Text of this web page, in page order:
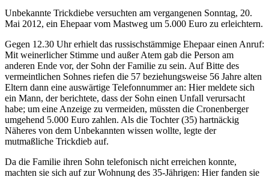
Unbekannte Trickdiebe versuchten am vergangenen Sonntag, 20.
Mai 2012, ein Ehepaar vom Mastweg um 5.000 Euro zu erleichtern.
Gegen 12.30 Uhr erhielt das russischstämmige Ehepaar einen Anruf:
Mit weinerlicher Stimme und außer Atem gab die Person am
anderen Ende vor, der Sohn der Familie zu sein. Auf Bitte des
vermeintlichen Sohnes riefen die 57 beziehungsweise 56 Jahre alten
Eltern dann eine auswärtige Telefonnummer an: Hier meldete sich
ein Mann, der berichtete, dass der Sohn einen Unfall verursacht
habe; um eine Anzeige zu vermeiden, müssten die Cronenberger
umgehend 5.000 Euro zahlen. Als die Tochter (35) hartnäckig
Näheres von dem Unbekannten wissen wollte, legte der
mutmaßliche Trickdieb auf.
Da die Familie ihren Sohn telefonisch nicht erreichen konnte,
machten sie sich auf zur Wohnung des 35-Jährigen: Hier fanden sie